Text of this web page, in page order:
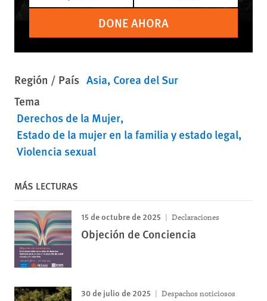
DONE AHORA
Región / País Asia Corea del Sur
Tema
Derechos de la Mujer
Estado de la mujer en la familia y estado legal
Violencia sexual
MÁS LECTURAS
15 de octubre de 2025 Declaraciones
Objeción de Conciencia
30 de julio de 2025 Despachos noticiosos